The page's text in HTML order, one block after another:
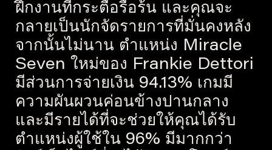
ฝึกงานที่กระตือรือร้น และคุณจะ
กลายเป็นนักจัดรายการที่มั่นคงหลัง
จากนั้นไม่นาน ตำแหน่ง Miracle
Seven ใหม่ของ Frankie Dettori
มีส่วนการจ่ายเงิน 94.13% เกมมี
ความผันผวนค่อนข้างปานกลาง
และมีรายได้ที่จะช่วยให้คุณได้รับ
ตำแหน่งผู้ใช้ใน 96% มีมากกว่า